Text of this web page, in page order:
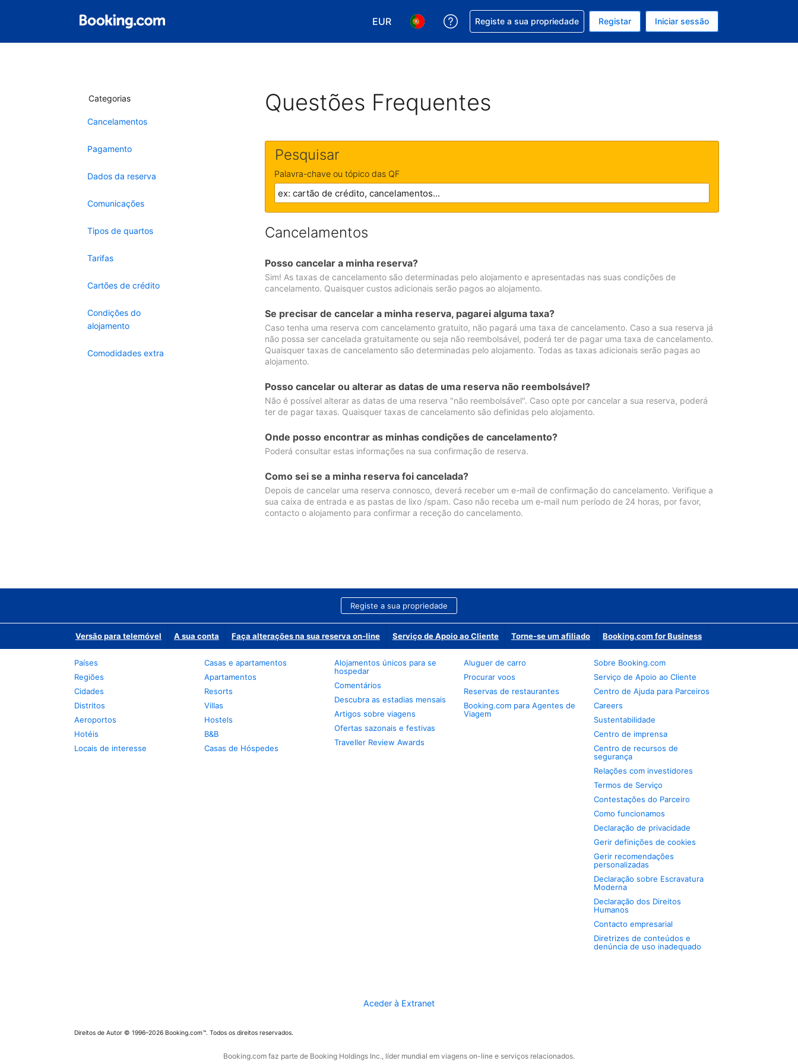
EUR
Escolha a sua moeda. A sua moeda atual é EUR
Escolha o seu idioma. O seu idioma atual é Português
Obtenha ajuda com a sua reserva
Registe a sua propriedade Registar Iniciar sessão
Categorias
Cancelamentos
Pagamento
Dados da reserva
Comunicações
Tipos de quartos
Tarifas
Cartões de crédito
Condições do
alojamento
Comodidades extra
Questões Frequentes
Pesquisar
Palavra-chave ou tópico das QF
Cancelamentos
Posso cancelar a minha reserva?
Sim! As taxas de cancelamento são determinadas pelo alojamento e apresentadas nas suas condições de
cancelamento. Quaisquer custos adicionais serão pagos ao alojamento.
Se precisar de cancelar a minha reserva, pagarei alguma taxa?
Caso tenha uma reserva com cancelamento gratuito, não pagará uma taxa de cancelamento. Caso a sua reserva já
não possa ser cancelada gratuitamente ou seja não reembolsável, poderá ter de pagar uma taxa de cancelamento.
Quaisquer taxas de cancelamento são determinadas pelo alojamento. Todas as taxas adicionais serão pagas ao
alojamento.
Posso cancelar ou alterar as datas de uma reserva não reembolsável?
Não é possível alterar as datas de uma reserva "não reembolsável". Caso opte por cancelar a sua reserva, poderá
ter de pagar taxas. Quaisquer taxas de cancelamento são definidas pelo alojamento.
Onde posso encontrar as minhas condições de cancelamento?
Poderá consultar estas informações na sua confirmação de reserva.
Como sei se a minha reserva foi cancelada?
Depois de cancelar uma reserva connosco, deverá receber um e-mail de confirmação do cancelamento. Verifique a
sua caixa de entrada e as pastas de lixo /spam. Caso não receba um e-mail num período de 24 horas, por favor,
contacto o alojamento para confirmar a receção do cancelamento.
Registe a sua propriedade
Versão para telemóvel A sua conta Faça alterações na sua reserva on-line Serviço de Apoio ao Cliente Torne-se um afiliado Booking.com for Business
Países
Regiões
Cidades
Distritos
Aeroportos
Hotéis
Locais de interesse
Casas e apartamentos
Apartamentos
Resorts
Villas
Hostels
B&B
Casas de Hóspedes
Alojamentos únicos para se
hospedar
Comentários
Descubra as estadias mensais
Artigos sobre viagens
Ofertas sazonais e festivas
Traveller Review Awards
Aluguer de carro
Procurar voos
Reservas de restaurantes
Booking.com para Agentes de
Viagem
Sobre Booking.com
Serviço de Apoio ao Cliente
Centro de Ajuda para Parceiros
Careers
Sustentabilidade
Centro de imprensa
Centro de recursos de
segurança
Relações com investidores
Termos de Serviço
Contestações do Parceiro
Como funcionamos
Declaração de privacidade
Gerir definições de cookies
Gerir recomendações
personalizadas
Declaração sobre Escravatura
Moderna
Declaração dos Direitos
Humanos
Contacto empresarial
Diretrizes de conteúdos e
denúncia de uso inadequado
Aceder à Extranet
Direitos de Autor © 1996–2026 Booking.com™. Todos os direitos reservados.
Booking.com faz parte de Booking Holdings Inc., líder mundial em viagens on-line e serviços relacionados.